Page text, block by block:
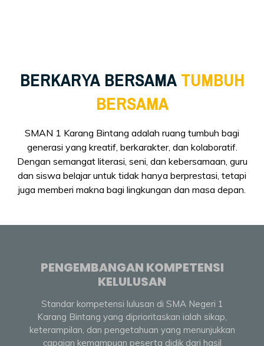
BERKARYA BERSAMATUMBUH
BERSAMA
SMAN 1 Karang Bintang adalah ruang tumbuh bagi
generasi yang kreatif, berkarakter, dan kolaboratif.
Dengan semangat literasi, seni, dan kebersamaan, guru
dan siswa belajar untuk tidak hanya berprestasi, tetapi
juga memberi makna bagi lingkungan dan masa depan.
PENGEMBANGAN KOMPETENSI
KELULUSAN
Standar kompetensi lulusan di SMA Negeri 1
Karang Bintang yang diprioritaskan ialah sikap,
keterampilan, dan pengetahuan yang menunjukkan
capaian kemampuan peserta didik dari hasil